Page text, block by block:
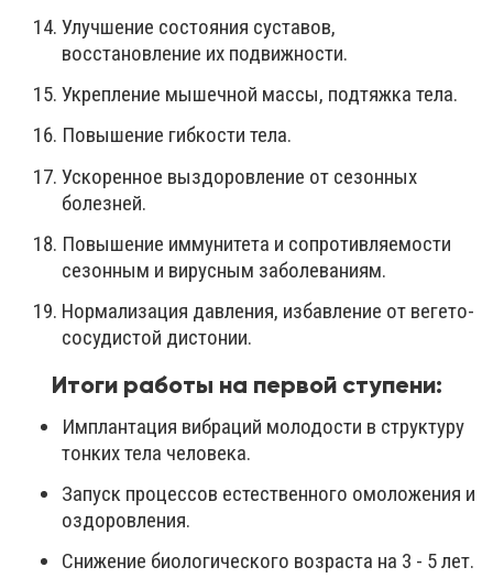
Улучшение состояния суставов,
восстановление их подвижности.
Укрепление мышечной массы, подтяжка тела.
Повышение гибкости тела.
Ускоренное выздоровление от сезонных
болезней.
Повышение иммунитета и сопротивляемости
сезонным и вирусным заболеваниям.
Нормализация давления, избавление от вегето-
сосудистой дистонии.
Итоги работы на первой ступени:
Имплантация вибраций молодости в структуру
тонких тела человека.
Запуск процессов естественного омоложения и
оздоровления.
Снижение биологического возраста на 3 - 5 лет.